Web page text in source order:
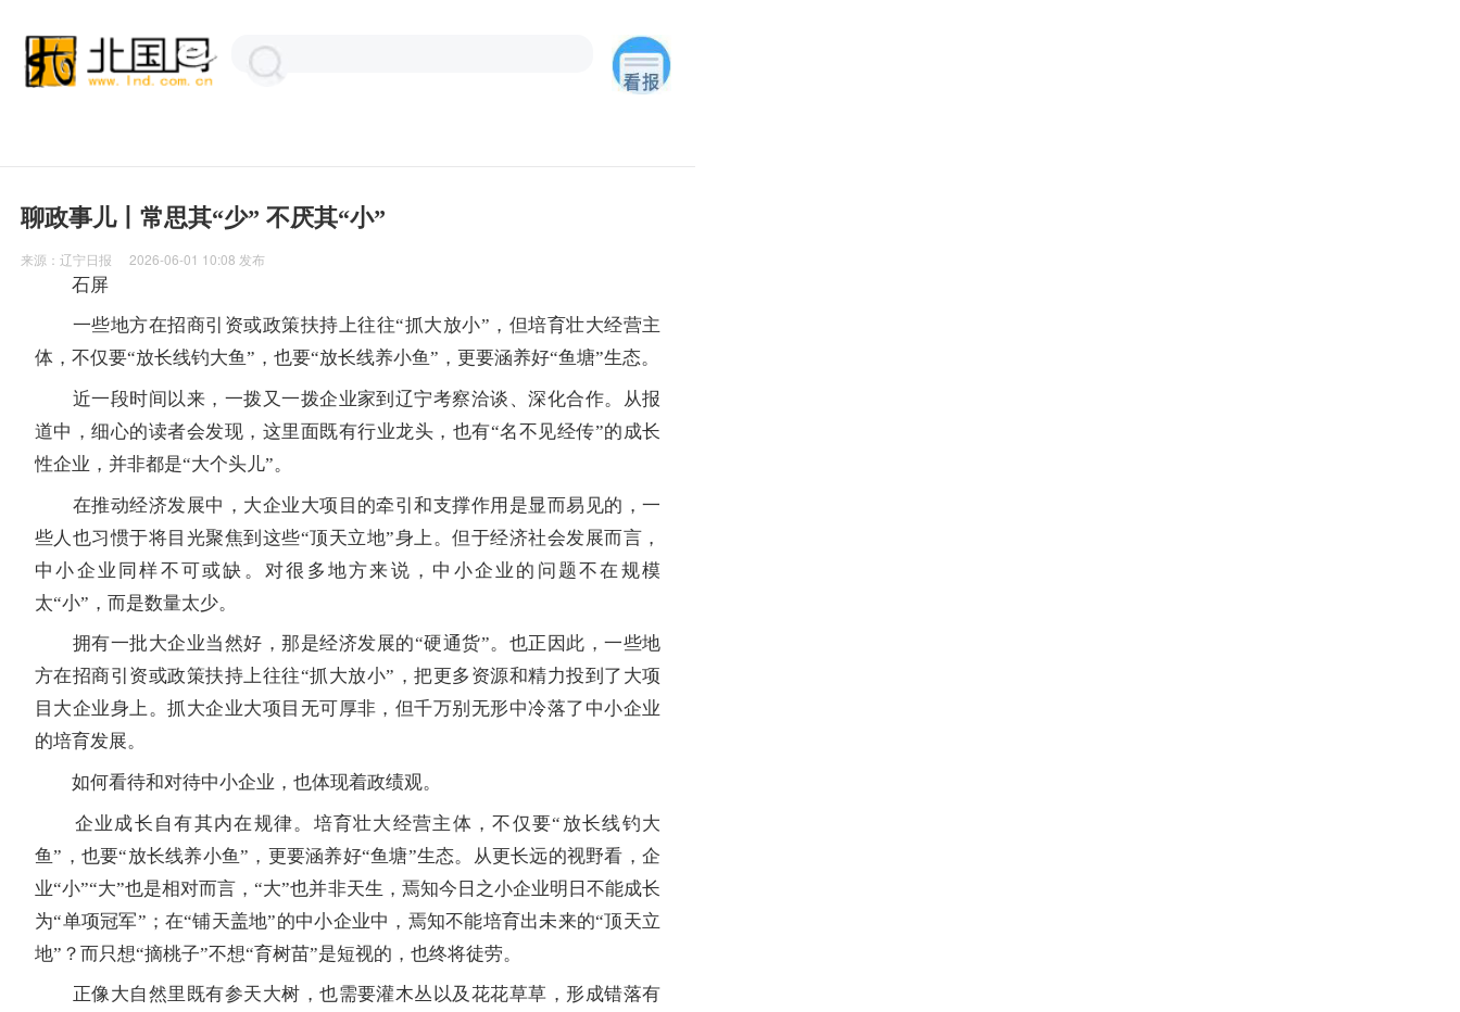
聊政事儿丨常思其“少” 不厌其“小”
来源：辽宁日报 2026-06-01 10:08 发布
石屏
一些地方在招商引资或政策扶持上往往“抓大放小”，但培育壮大经营主
体，不仅要“放长线钓大鱼”，也要“放长线养小鱼”，更要涵养好“鱼塘”生态。
近一段时间以来，一拨又一拨企业家到辽宁考察洽谈、深化合作。从报
道中，细心的读者会发现，这里面既有行业龙头，也有“名不见经传”的成长
性企业，并非都是“大个头儿”。
在推动经济发展中，大企业大项目的牵引和支撑作用是显而易见的，一
些人也习惯于将目光聚焦到这些“顶天立地”身上。但于经济社会发展而言，
中小企业同样不可或缺。对很多地方来说，中小企业的问题不在规模
太“小”，而是数量太少。
拥有一批大企业当然好，那是经济发展的“硬通货”。也正因此，一些地
方在招商引资或政策扶持上往往“抓大放小”，把更多资源和精力投到了大项
目大企业身上。抓大企业大项目无可厚非，但千万别无形中冷落了中小企业
的培育发展。
如何看待和对待中小企业，也体现着政绩观。
企业成长自有其内在规律。培育壮大经营主体，不仅要“放长线钓大
鱼”，也要“放长线养小鱼”，更要涵养好“鱼塘”生态。从更长远的视野看，企
业“小”“大”也是相对而言，“大”也并非天生，焉知今日之小企业明日不能成长
为“单项冠军”；在“铺天盖地”的中小企业中，焉知不能培育出未来的“顶天立
地”？而只想“摘桃子”不想“育树苗”是短视的，也终将徒劳。
正像大自然里既有参天大树，也需要灌木丛以及花花草草，形成错落有